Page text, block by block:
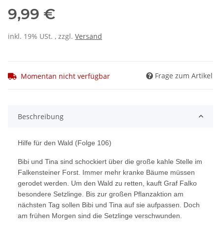
9,99 €
inkl. 19% USt. , zzgl. Versand
Momentan nicht verfügbar Frage zum Artikel
Beschreibung
Hilfe für den Wald (Folge 106)
Bibi und Tina sind schockiert über die große kahle Stelle im
Falkensteiner Forst. Immer mehr kranke Bäume müssen
gerodet werden. Um den Wald zu retten, kauft Graf Falko
besondere Setzlinge. Bis zur großen Pflanzaktion am
nächsten Tag sollen Bibi und Tina auf sie aufpassen. Doch
am frühen Morgen sind die Setzlinge verschwunden.